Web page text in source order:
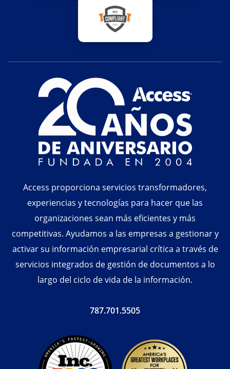
Access proporciona servicios transformadores,
experiencias y tecnologías para hacer que las
organizaciones sean más eficientes y más
competitivas. Ayudamos a las empresas a gestionar y
activar su información empresarial crítica a través de
servicios integrados de gestión de documentos a lo
largo del ciclo de vida de la información.
787.701.5505